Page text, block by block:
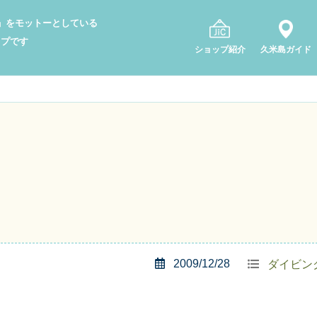
をモットーとしている
です
ショップ紹介 久米島ガイド
ダイビン
2009/12/28